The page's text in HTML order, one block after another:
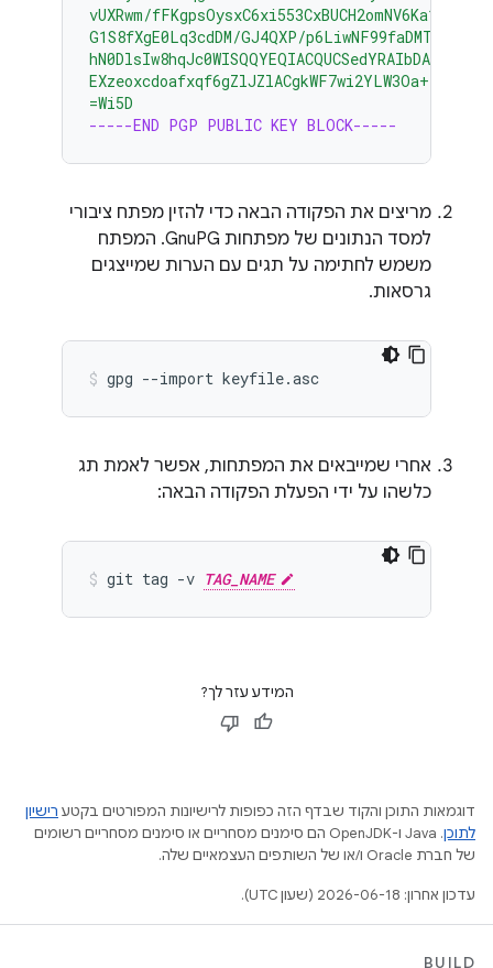
vUXRwm/
G1S8fXgE0Lq3cdDM/GJ4QXP/
=Wi5D
-----END PGP PUBLIC KEY BLOCK-----
מריצים את הפקודה הבאה כדי להזין מפתח ציבורי
למסד הנתונים של מפתחות GnuPG. המפתח
משמש לחתימה על תגים עם הערות שמייצגים
גרסאות.
gpg --import keyfile.asc
אחרי שמייבאים את המפתחות, אפשר לאמת תג
כלשהו על ידי הפעלת הפקודה הבאה:
git tag -v TAG_NAME
המידע עזר לך?
דוגמאות התוכן והקוד שבדף הזה כפופות לרישיונות המפורטים בקטע רישיון
לתוכן
.‏ Java ו-OpenJDK הם סימנים מסחריים או סימנים מסחריים רשומים
של חברת Oracle ו/או של השותפים העצמאיים שלה.
עדכון אחרון: 2026-06-18 (שעון UTC).
BUILD